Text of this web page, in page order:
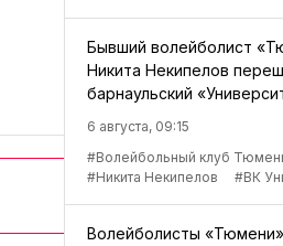
Бывший волейболист
Никита Некипелов
барнаульский
6 августа, 09:15
#Волейбольный клуб
#Никита Некипелов
#ВК
Волейболисты